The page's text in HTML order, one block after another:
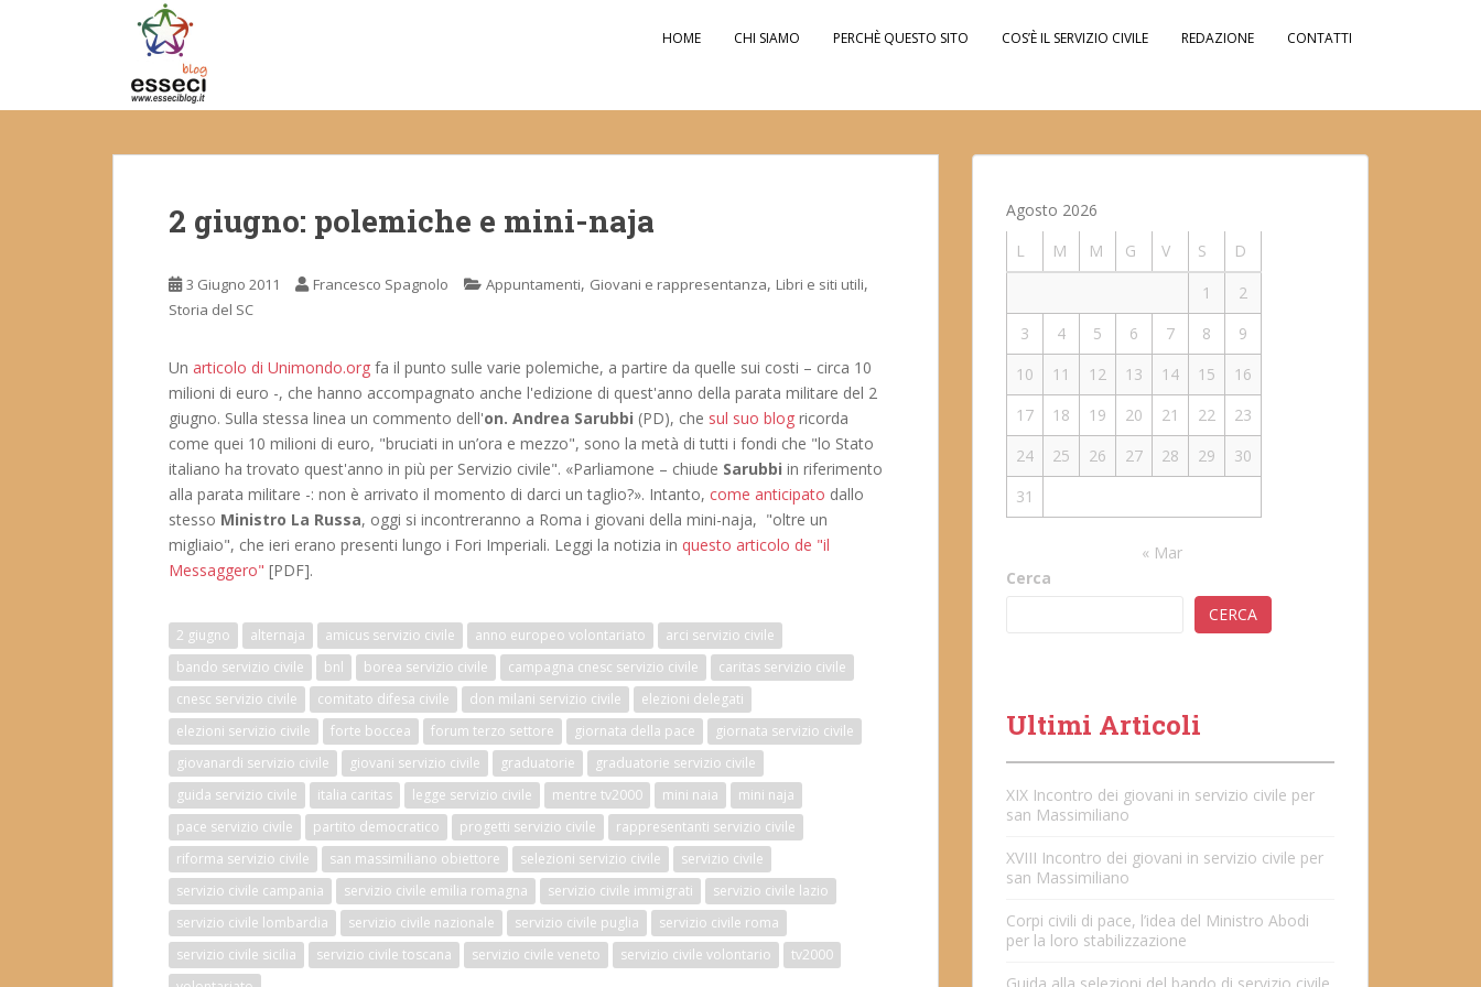
t
HOME CHI SIAMO PERCHÈ QUESTO SITO COS’È IL SERVIZIO CIVILE REDAZIONE CONTATTI
2 giugno: polemiche e mini-naja
3 Giugno 2011 Francesco Spagnolo Appuntamenti, Giovani e rappresentanza, Libri e siti utili,
Storia del SC
Un articolo di Unimondo.org fa il punto sulle varie polemiche, a partire da quelle sui costi – circa 10
milioni di euro -, che hanno accompagnato anche l'edizione di quest'anno della parata militare del 2
giugno. Sulla stessa linea un commento dell'on. Andrea Sarubbi (PD), che sul suo blog ricorda
come quei 10 milioni di euro, "bruciati in un’ora e mezzo", sono la metà di tutti i fondi che "lo Stato
italiano ha trovato quest'anno in più per Servizio civile". «Parliamone – chiude Sarubbi in riferimento
alla parata militare -: non è arrivato il momento di darci un taglio?». Intanto, come anticipato dallo
stesso Ministro La Russa, oggi si incontreranno a Roma i giovani della mini-naja, "oltre un
migliaio", che ieri erano presenti lungo i Fori Imperiali. Leggi la notizia in questo articolo de "il
Messaggero" [PDF].
2 giugno alternaja amicus servizio civile anno europeo volontariato
arci servizio civile
bando servizio civile
bnl borea servizio civile campagna cnesc servizio civile
caritas servizio civile
cnesc servizio civile
comitato difesa civile don milani servizio civile
elezioni delegati
elezioni servizio civile
forte boccea forum terzo settore giornata della pace
giornata servizio civile
giovanardi servizio civile
giovani servizio civile graduatorie
graduatorie servizio civile
guida servizio civile
italia caritas legge servizio civile mentre tv2000 mini naia
mini naja
pace servizio civile
partito democratico progetti servizio civile
rappresentanti servizio civile
riforma servizio civile
san massimiliano obiettore selezioni servizio civile
servizio civile
servizio civile campania
servizio civile emilia romagna servizio civile immigrati
servizio civile lazio
servizio civile lombardia
servizio civile nazionale servizio civile puglia
servizio civile roma
servizio civile sicilia
servizio civile toscana servizio civile veneto servizio civile volontario
tv2000
Agosto 2026
L
M M G V S
D
1
2
3
4 5 6 7 8
9
10
11 12 13 14 15
16
17
18 19 20 21 22
23
24
25 26 27 28 29
30
31
« Mar
Cerca
CERCA
Ultimi Articoli
XIX Incontro dei giovani in servizio civile per
san Massimiliano
XVIII Incontro dei giovani in servizio civile per
san Massimiliano
Corpi civili di pace, l’idea del Ministro Abodi
per la loro stabilizzazione